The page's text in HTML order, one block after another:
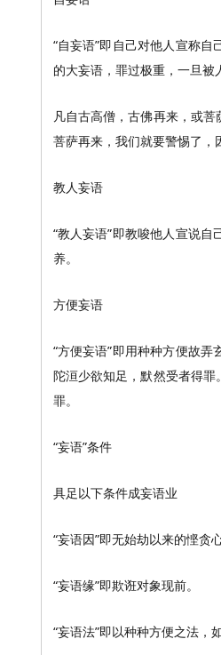
“自妄语”即自己对他人宣称
的大妄语，罪过极重，一旦
凡自古高僧，古佛再来，或
菩萨再来，我们就要警惕了，
教人妄语
“教人妄语”即教唆他人宣说
养。
方便妄语
“方便妄语”即用种种方便故
陀洹少欲知足，默然受者得
罪。
“妄语”条件
具足以下条件成妄语业
“妄语因”即无始劫以来的悭贪
“妄语缘”即欺诳对象现前。
“妄语法”即以种种方便之法，